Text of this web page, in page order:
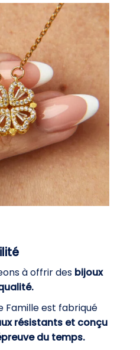
à offrir des bijoux
Famille est fabriqué
résistants et conçu
du temps.